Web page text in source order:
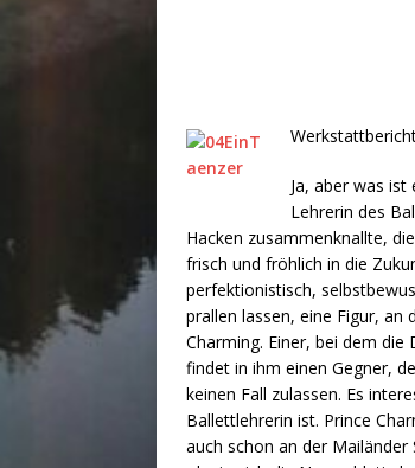
Ja, aber was
Lehrerin des
Hacken zusammenknallte,
frisch und fröhlich in die
perfektionistisch,
prallen lassen, eine Figur, an
Charming. Einer, bei dem die
findet in ihm einen Gegner,
keinen Fall zulassen. Es
Ballettlehrerin ist. Prince
auch schon an der